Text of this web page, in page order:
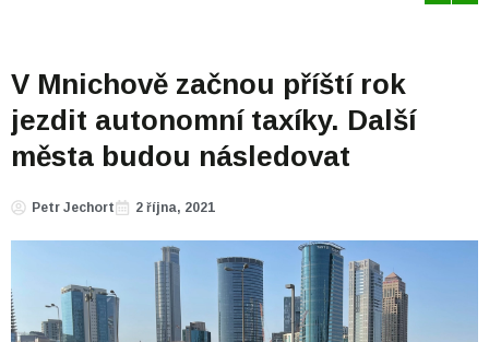
V Mnichově začnou příští rok
jezdit autonomní taxíky. Další
města budou následovat
Petr Jechort 2 října, 2021